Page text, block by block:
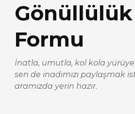
Gönüllülük
Formu
İnatla, umutla, kol kola
sen de inadımızı paylaşmak
aramızda yerin hazır.